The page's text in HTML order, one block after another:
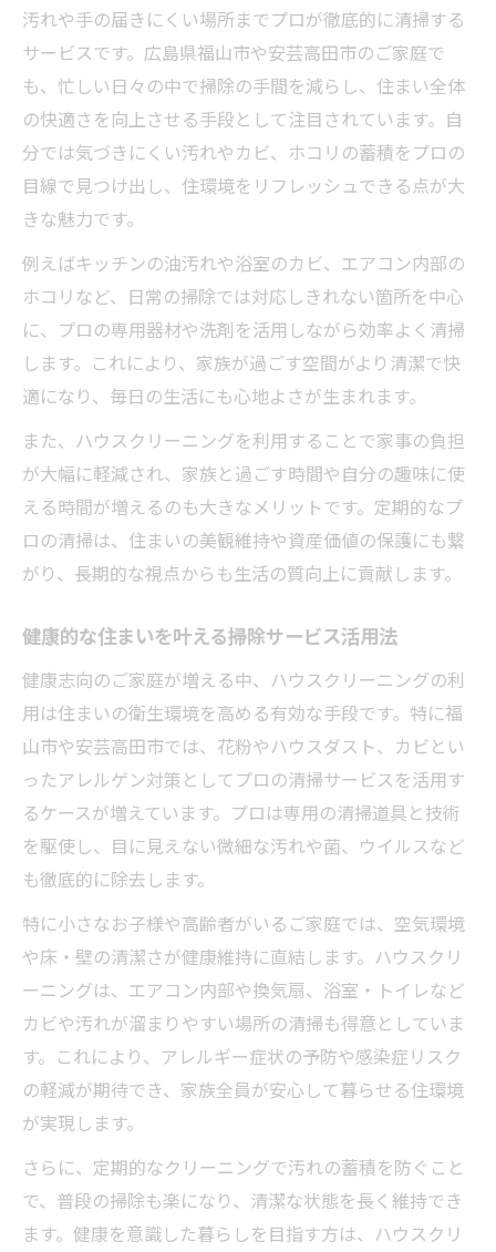
汚れや手の届きにくい場所までプロが徹底的に清掃する
サービスです。広島県福山市や安芸高田市のご家庭で
も、忙しい日々の中で掃除の手間を減らし、住まい全体
の快適さを向上させる手段として注目されています。自
分では気づきにくい汚れやカビ、ホコリの蓄積をプロの
目線で見つけ出し、住環境をリフレッシュできる点が大
きな魅力です。
例えばキッチンの油汚れや浴室のカビ、エアコン内部の
ホコリなど、日常の掃除では対応しきれない箇所を中心
に、プロの専用器材や洗剤を活用しながら効率よく清掃
します。これにより、家族が過ごす空間がより清潔で快
適になり、毎日の生活にも心地よさが生まれます。
また、ハウスクリーニングを利用することで家事の負担
が大幅に軽減され、家族と過ごす時間や自分の趣味に使
える時間が増えるのも大きなメリットです。定期的なプ
ロの清掃は、住まいの美観維持や資産価値の保護にも繋
がり、長期的な視点からも生活の質向上に貢献します。
健康的な住まいを叶える掃除サービス活用法
健康志向のご家庭が増える中、ハウスクリーニングの利
用は住まいの衛生環境を高める有効な手段です。特に福
山市や安芸高田市では、花粉やハウスダスト、カビとい
ったアレルゲン対策としてプロの清掃サービスを活用す
るケースが増えています。プロは専用の清掃道具と技術
を駆使し、目に見えない微細な汚れや菌、ウイルスなど
も徹底的に除去します。
特に小さなお子様や高齢者がいるご家庭では、空気環境
や床・壁の清潔さが健康維持に直結します。ハウスクリ
ーニングは、エアコン内部や換気扇、浴室・トイレなど
カビや汚れが溜まりやすい場所の清掃も得意としていま
す。これにより、アレルギー症状の予防や感染症リスク
の軽減が期待でき、家族全員が安心して暮らせる住環境
が実現します。
さらに、定期的なクリーニングで汚れの蓄積を防ぐこと
で、普段の掃除も楽になり、清潔な状態を長く維持でき
ます。健康を意識した暮らしを目指す方は、ハウスクリ